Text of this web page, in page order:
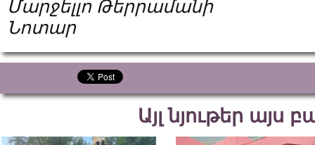
Մարջելլո Թերրամանի
Նոտար
Այլ նյութեր այս